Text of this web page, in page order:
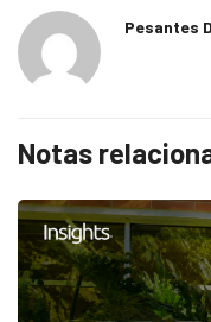
Pesantes
Notas